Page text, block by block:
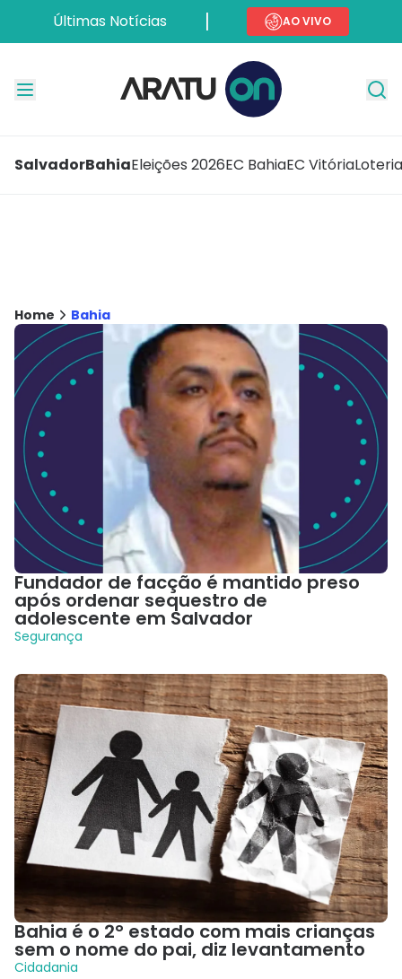
Últimas Notícias AO VIVO
SalvadorBahiaEleições 2026EC BahiaEC Vitória
Home Bahia
Fundador de facção é mantido preso
após ordenar sequestro de
adolescente em Salvador
Segurança
Bahia é o 2° estado com mais crianças
sem o nome do pai, diz levantamento
Cidadania